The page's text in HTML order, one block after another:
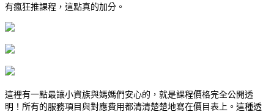
有瘋狂推課程，這點真的加分。
這裡有一點最讓小資族與媽媽們安心的，就是課程價格完全公開透
明！所有的服務項目與對應費用都清清楚楚地寫在價目表上。這種透